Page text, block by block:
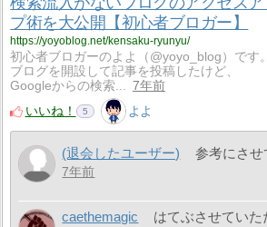
プ術を大公開【初心者ブロガー】
https://yoyoblog.net/kensaku-ryunyu/
初心者ブロガーのよよ（@yoyo_blog）です。
ブログを開設して記事を投稿したけど、
Googleからの検索...
7年前
いいね！
5 よよ
(退会したユーザー) 参考にさせ
7年前
caethemagic はてぶさせていた